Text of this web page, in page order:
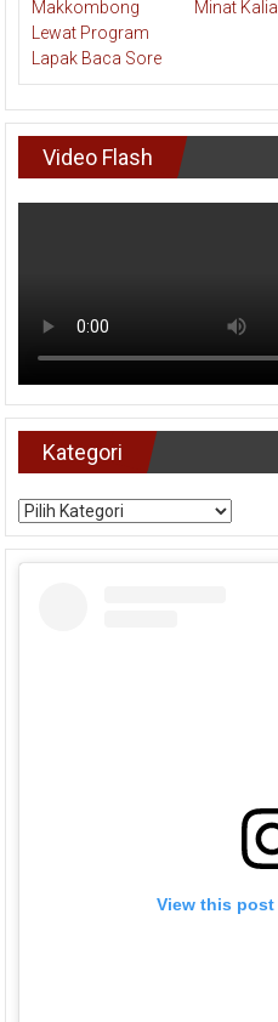
Video Flash
Kategori
Kategori
View this